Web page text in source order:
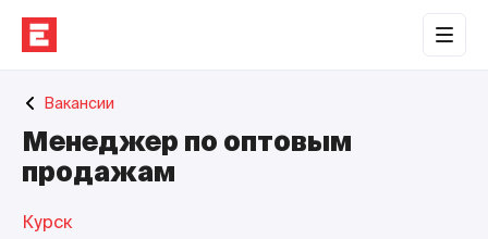
Торговые центры
Сотрудничество
Вакансии
Менеджер по оптовым
продажам
Курск